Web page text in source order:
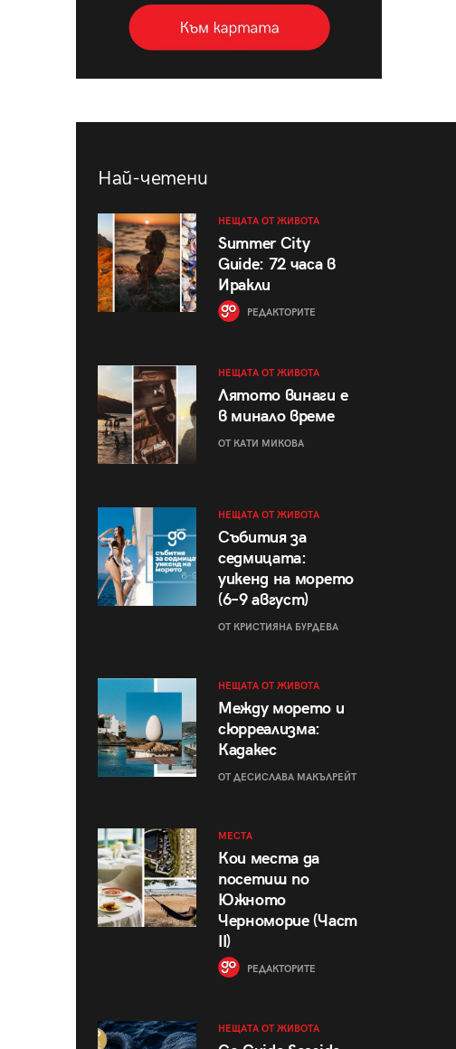
Най-четени
НЕЩАТА ОТ ЖИВОТА
Summer City
Guide: 72 часа в
Иракли
РЕДАКТОРИТЕ
НЕЩАТА ОТ ЖИВОТА
Лятото винаги е
в минало време
ОТ КАТИ МИКОВА
НЕЩАТА ОТ ЖИВОТА
Събития за
седмицата:
уикенд на морето
(6–9 август)
ОТ КРИСТИЯНА БУРДЕВА
НЕЩАТА ОТ ЖИВОТА
Между морето и
сюрреализма:
Кадакес
ОТ ДЕСИСЛАВА МАКЪЛРЕЙТ
МЕСТА
Кои места да
посетиш по
Южното
Черноморие (Част
II)
РЕДАКТОРИТЕ
НЕЩАТА ОТ ЖИВОТА